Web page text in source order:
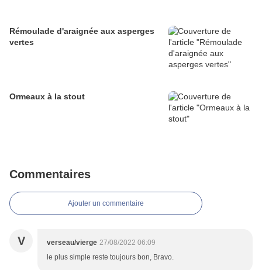
Rémoulade d'araignée aux asperges
vertes
Ormeaux à la stout
Commentaires
Ajouter un commentaire
V verseau/vierge 27/08/2022 06:09
le plus simple reste toujours bon, Bravo.